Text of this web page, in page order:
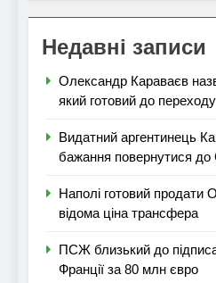
Недавні записи
Олександр Караваєв
який готовий до
Видатний аргентинець
бажання повернутися до
Наполі готовий
відома ціна трансфера
ПСЖ близький до
Франції за 80 млн євро